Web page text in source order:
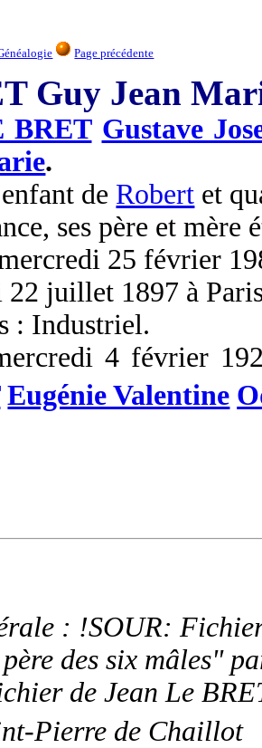
Page précédente
Guy Jean
BRET Gustave
.
de Robert et
ses père et mère
25 février
22 juillet 1897 à
: Industriel.
4 février
Eugénie Valentine
: !SOUR:
des six mâles"
de Jean Le
Pierre de Chaillot